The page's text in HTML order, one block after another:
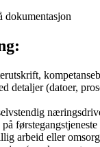
dokumentasjon
detaljer (datoer,
førstegangstjeneste
arbeid eller